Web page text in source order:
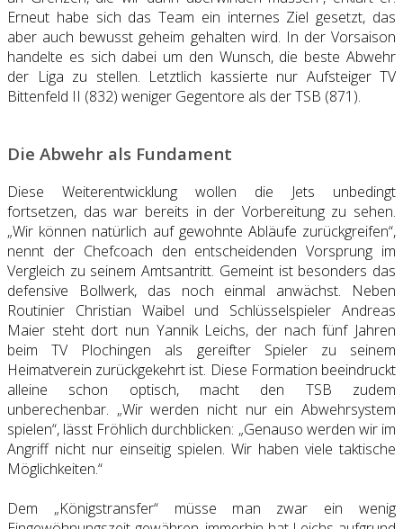
Erneut habe sich das Team ein internes Ziel gesetzt, das
aber auch bewusst geheim gehalten wird. In der Vorsaison
handelte es sich dabei um den Wunsch, die beste Abwehr
der Liga zu stellen. Letztlich kassierte nur Aufsteiger TV
Bittenfeld II (832) weniger Gegentore als der TSB (871).
Die Abwehr als Fundament
Diese Weiterentwicklung wollen die Jets unbedingt
fortsetzen, das war bereits in der Vorbereitung zu sehen.
„Wir können natürlich auf gewohnte Abläufe zurückgreifen“,
nennt der Chefcoach den entscheidenden Vorsprung im
Vergleich zu seinem Amtsantritt. Gemeint ist besonders das
defensive Bollwerk, das noch einmal anwächst. Neben
Routinier Christian Waibel und Schlüsselspieler Andreas
Maier steht dort nun Yannik Leichs, der nach fünf Jahren
beim TV Plochingen als gereifter Spieler zu seinem
Heimatverein zurückgekehrt ist. Diese Formation beeindruckt
alleine schon optisch, macht den TSB zudem
unberechenbar. „Wir werden nicht nur ein Abwehrsystem
spielen“, lässt Fröhlich durchblicken: „Genauso werden wir im
Angriff nicht nur einseitig spielen. Wir haben viele taktische
Möglichkeiten.“
Dem „Königstransfer“ müsse man zwar ein wenig